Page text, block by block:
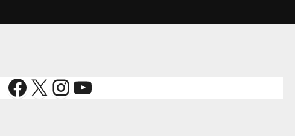
Facebook
X Instagram
YouTube